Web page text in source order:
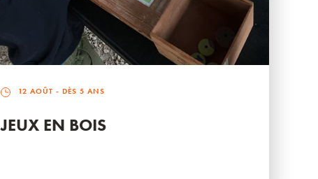
12 AOÛT - DÈS 5 ANS
JEUX EN BOIS